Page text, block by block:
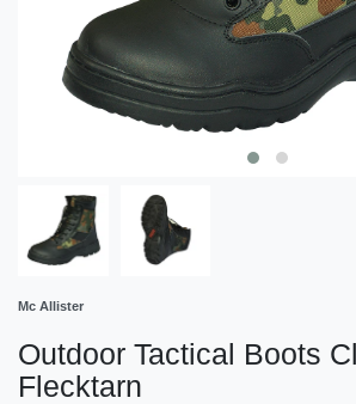
Mc Allister
Outdoor Tactical Boots
Flecktarn